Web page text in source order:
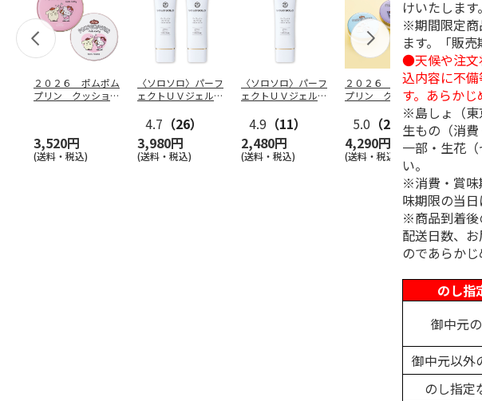
２０２６ ポムポム
プリン クッション
3,520円
(送料・税込)
〈ソロソロ〉パーフ
ェクトＵＶジェル
4.7 （26）
3,980円
(送料・税込)
〈ソロソロ〉パーフ
ェクトＵＶジェル
4.9 （11）
2,480円
(送料・税込)
２０２６ ポムポム
プリン クッション
ファンデーション３
個セ…
5.0 （2）
4,290円
(送料・税込)
ハロ
ンクリ
5.0
(送料・
けいたします。
※期間限定商
ます。「販
●天候や注文
込内容に不
す。あらかじ
※島しょ（東
生もの（消
一部・生花
い。
※消費・賞味
味期限の当
※商品到着後
配送日数、
のであらかじ
のし指
御中元
御中元以外
のし指定